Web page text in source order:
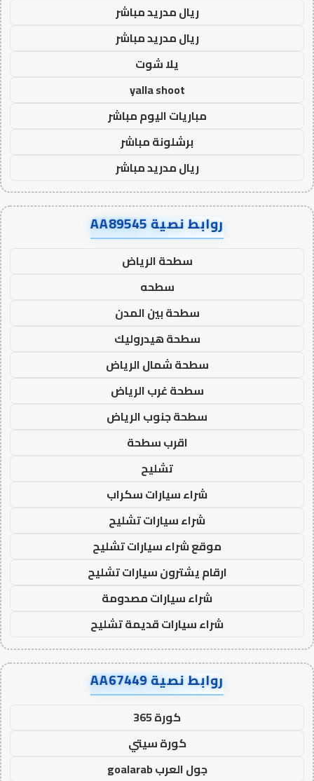
ريال مدريد مباشر
ريال مدريد مباشر
يلا شوت
yalla shoot
مباريات اليوم مباشر
برشلونة مباشر
ريال مدريد مباشر
روابط نصية AA89545
سطحة الرياض
سطحه
سطحة بين المدن
سطحة هيدروليك
سطحة شمال الرياض
سطحة غرب الرياض
سطحة جنوب الرياض
اقرب سطحة
تشليح
شراء سيارات سكراب
شراء سيارات تشليح
موقع شراء سيارات تشليح
ارقام يشترون سيارات تشليح
شراء سيارات مصدومة
شراء سيارات قديمة تشليح
روابط نصية AA67449
كورة 365
كورة سيتي
جول العرب goalarab